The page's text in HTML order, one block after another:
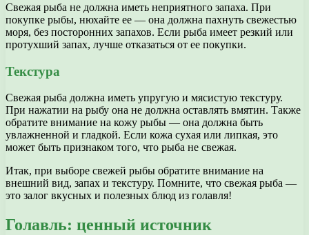
Свежая рыба не должна иметь неприятного запаха. При
покупке рыбы, нюхайте ее — она должна пахнуть свежестью
моря, без посторонних запахов. Если рыба имеет резкий или
протухший запах, лучше отказаться от ее покупки.
Текстура
Свежая рыба должна иметь упругую и мясистую текстуру.
При нажатии на рыбу она не должна оставлять вмятин. Также
обратите внимание на кожу рыбы — она должна быть
увлажненной и гладкой. Если кожа сухая или липкая, это
может быть признаком того, что рыба не свежая.
Итак, при выборе свежей рыбы обратите внимание на
внешний вид, запах и текстуру. Помните, что свежая рыба —
это залог вкусных и полезных блюд из голавля!
Голавль: ценный источник